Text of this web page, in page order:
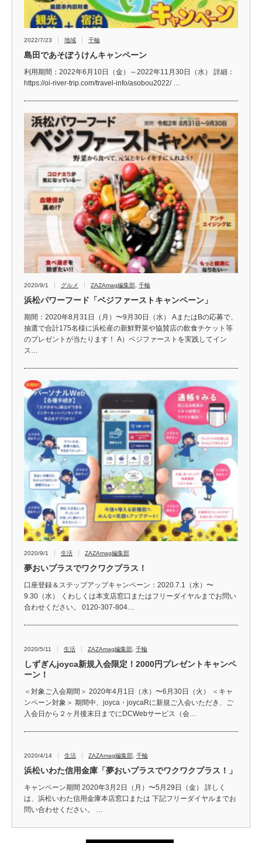
2022/7/23 地域 千輪
島田であそぼうけんキャンペーン
利用期間：2022年6月10日（金）～2022年11月30日（水） 詳細：
https://oi-river-trip.com/travel-info/asobou2022/ …
2020/9/1 グルメ ZAZAmag編集部 千輪
浜松パワーフード「ベジファーストキャンペーン」
期間：2020年8月31日（月）〜9月30日（水） AまたはBの応募で、
抽選で合計175名様に浜松産の新鮮野菜や協賛店の飲食チケット等
のプレゼントが当たります！ A）ベジファーストを実践してイン
ス…
2020/9/1 生活 ZAZAmag編集部
夢おいプラスでワクワクプラス！
口座登録＆ステップアップキャンペーン：2020.7.1（水）〜
9.30（水） くわしくは本支店窓口またはフリーダイヤルまでお問い
合わせください。 0120-307-804…
2020/5/11 生活 ZAZAmag編集部 千輪
しずぎんjoyca新規入会限定！2000円プレゼントキャンペ
ーン！
＜対象ご入会期間＞ 2020年4月1日（水）〜6月30日（火） ＜キャ
ンペーン対象＞ 期間中、joyca・joycaRに新規ご入会いただき、ご
入会日から２ヶ月後末日までにDCWebサービス（会…
2020/4/14 生活 ZAZAmag編集部 千輪
浜松いわた信用金庫「夢おいプラスでワクワクプラス！」
キャンペーン期間 2020年3月2日（月）〜5月29日（金） 詳しく
は、浜松いわた信用金庫本店窓口または 下記フリーダイヤルまでお
問い合わせください。 …